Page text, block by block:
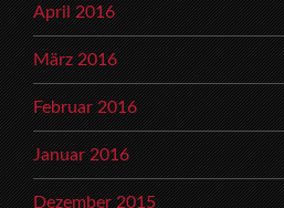
April 2016
März 2016
Februar 2016
Januar 2016
Dezember 2015